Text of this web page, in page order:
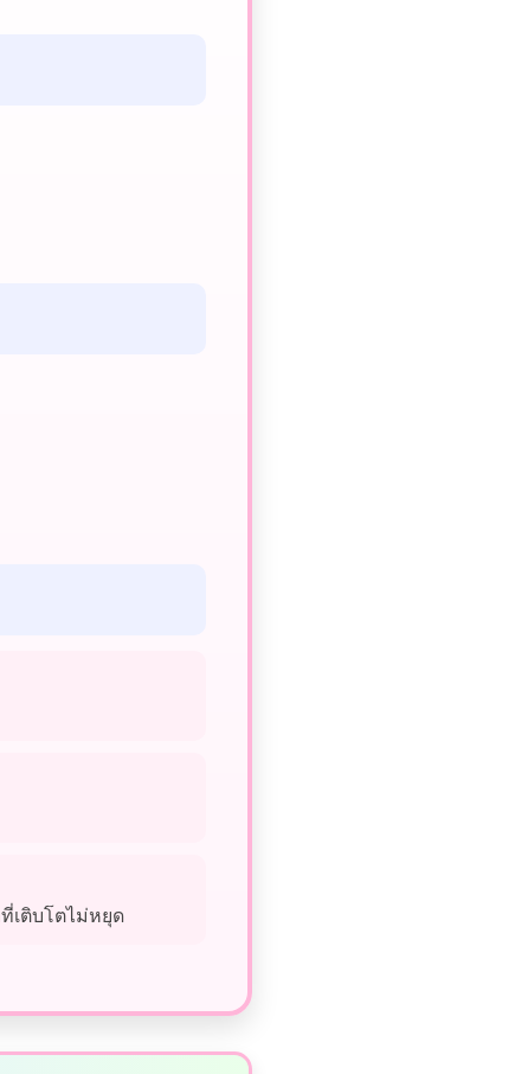
เติบโตไม่หยุด